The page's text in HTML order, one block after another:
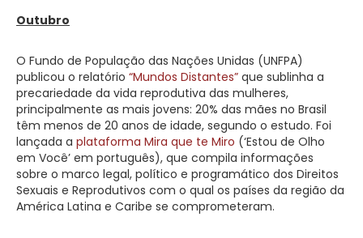
Outubro
O Fundo de População das Nações Unidas (UNFPA)
publicou o relatório “Mundos Distantes” que sublinha a
precariedade da vida reprodutiva das mulheres,
principalmente as mais jovens: 20% das mães no Brasil
têm menos de 20 anos de idade, segundo o estudo. Foi
lançada a plataforma Mira que te Miro (‘Estou de Olho
em Você’ em português), que compila informações
sobre o marco legal, político e programático dos Direitos
Sexuais e Reprodutivos com o qual os países da região da
América Latina e Caribe se comprometeram.